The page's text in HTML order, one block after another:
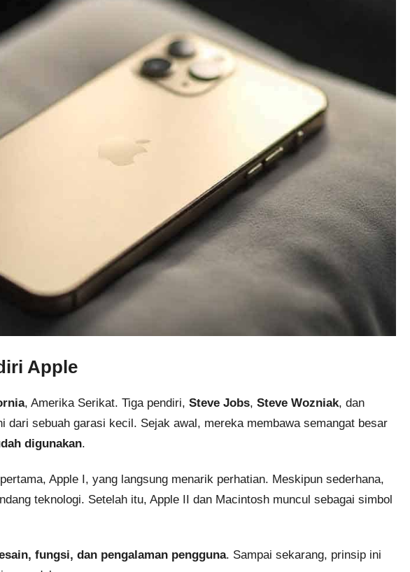
Apple
, Amerika Serikat. Tiga pendiri, Steve Jobs, Steve Wozniak, dan
dari sebuah garasi kecil. Sejak awal, mereka membawa semangat besar
digunakan.
Apple I, yang langsung menarik perhatian. Meskipun sederhana,
teknologi. Setelah itu, Apple II dan Macintosh muncul sebagai simbol
fungsi, dan pengalaman pengguna. Sampai sekarang, prinsip ini